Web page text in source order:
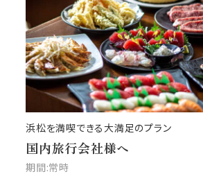
浜松を満喫できる大満足のプラン
国内旅行会社様へ
期間:常時